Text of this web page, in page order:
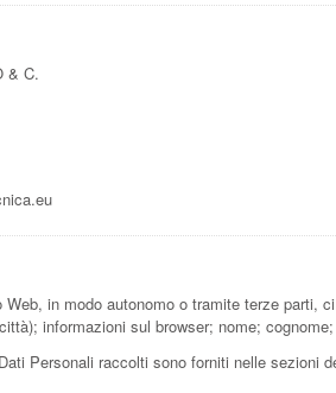
& C.
in modo autonomo o tramite terze
informazioni sul browser; nome;
Personali raccolti sono forniti nelle